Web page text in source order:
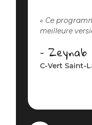
Ce
meilleure
– Zeynab
C-Vert Saint-